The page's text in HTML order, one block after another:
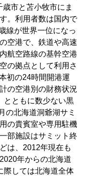
市と苫小牧市にま
。利用者数は国内で
線が世界一位になっ
空港で、鉄道や高速
航空路線の基幹空港
の拠点として利用さ
初の24時間開港運
の空港別の財務状況
とともに数少ない黒
の北海道洞爺湖サミ
の貴賓室や専用駐機
部施設はサミット終
は、2012年現在も
年からの北海道
際しては北海道全体